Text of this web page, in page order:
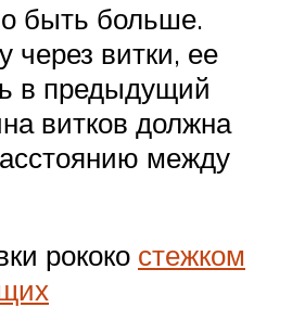
быть больше.
через витки, ее
в предыдущий
витков должна
между
рококо стежком